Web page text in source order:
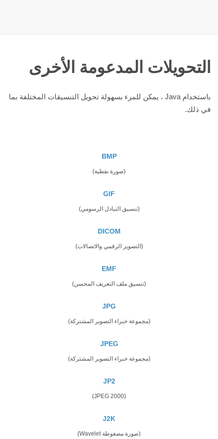
التحويلات المدعومة الأخرى
باستخدام Java ، يمكن للمرء بسهولة تحويل التنسيقات المختلفة بما
في ذلك.
BMP
(صورة نقطية)
GIF
(تنسيق التبادل الرسومي)
DICOM
(التصوير الرقمي والاتصالات)
EMF
(تنسيق ملف التعريف المحسن)
JPG
(مجموعة خبراء التصوير المشتركة)
JPEG
(مجموعة خبراء التصوير المشتركة)
JP2
(JPEG 2000)
J2K
(صورة مضغوطة Wavelet)